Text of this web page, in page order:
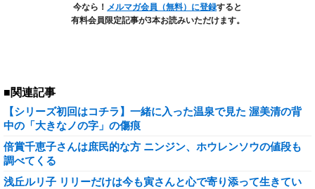
今なら！ メルマガ会員（無料）に登録すると
有料会員限定記事が3本お読みいただけます。
■関連記事
【シリーズ初回はコチラ】一緒に入った温泉で見た 渥美清の背
中の「大きなノの字」の傷痕
倍賞千恵子さんは庶民的な方 ニンジン、ホウレンソウの値段も
調べてくる
浅丘ルリ子 リリーだけは今も寅さんと心で寄り添って生きてい